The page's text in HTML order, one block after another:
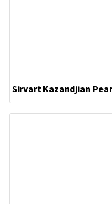
Sirvart Kazandjian